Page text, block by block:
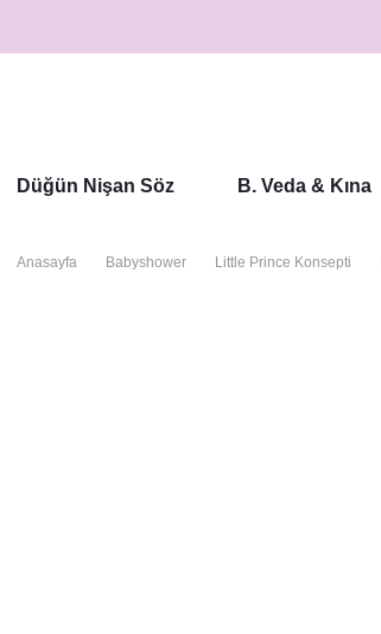
Düğün Nişan Söz B. Veda & Kına
Anasayfa Babyshower Little Prince Konsepti